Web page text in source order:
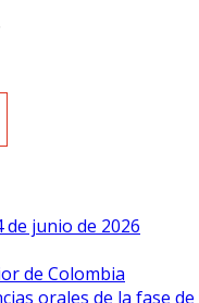
de junio de 2026
de Colombia
orales de la fase de